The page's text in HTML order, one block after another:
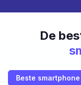
De
Beste smartphone